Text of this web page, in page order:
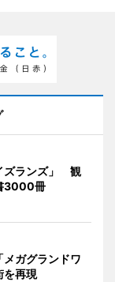
ズランズ」 観
3000冊
ガグランドワ
再現